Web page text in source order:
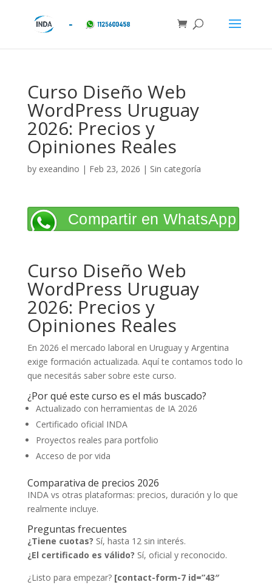
Curso Diseño Web
WordPress Uruguay
2026: Precios y
Opiniones Reales
by exeandino | Feb 23, 2026 | Sin categoría
Compartir en WhatsApp
Curso Diseño Web
WordPress Uruguay
2026: Precios y
Opiniones Reales
En 2026 el mercado laboral en Uruguay y Argentina
exige formación actualizada. Aquí te contamos todo lo
que necesitás saber sobre este curso.
¿Por qué este curso es el más buscado?
Actualizado con herramientas de IA 2026
Certificado oficial INDA
Proyectos reales para portfolio
Acceso de por vida
Comparativa de precios 2026
INDA vs otras plataformas: precios, duración y lo que
realmente incluye.
Preguntas frecuentes
¿Tiene cuotas? Sí, hasta 12 sin interés.
¿El certificado es válido? Sí, oficial y reconocido.
¿Listo para empezar? [contact-form-7 id=”43″